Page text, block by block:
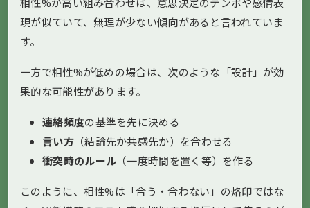
現が似ていて、無理が少ない傾向があると言われていま
す。
一方で相性%が低めの場合は、次のような「設計」が効
果的な可能性があります。
連絡頻度の基準を先に決める
言い方（結論先か共感先か）を合わせる
衝突時のルール （一度時間を置く等）を作る
このように、相性%は「合う・合わない」の烙印ではな